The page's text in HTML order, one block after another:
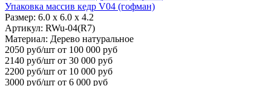
Упаковка массив кедр V04 (гофман)
Размер: 6.0 х 6.0 х 4.2
Артикул: RWu-04(R7)
Материал: Дерево натуральное
2050 руб/шт от 100 000 руб
2140 руб/шт от 30 000 руб
2200 руб/шт от 10 000 руб
3000 руб/шт от 6 000 руб